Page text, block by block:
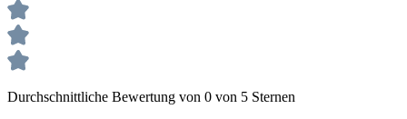
Durchschnittliche Bewertung von 0 von 5 Sternen